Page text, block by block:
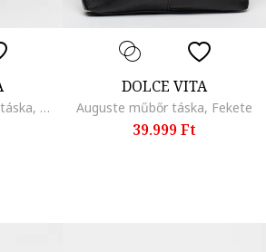
Skylar szőrmés bőr válltáska, Fekete
DOLCE VITA
Auguste műbőr táska, Fekete
39.999 Ft